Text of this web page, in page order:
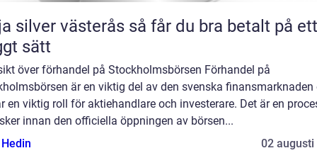
västerås så får du bra betalt på ett
sätt
över förhandel på Stockholmsbörsen Förhandel på
är en viktig del av den svenska finansmarknaden
en viktig roll för aktiehandlare och investerare. Det är en
innan den officiella öppningen av börsen...
02 augusti